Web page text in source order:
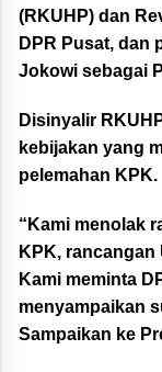
(RKUHP) dan
DPR Pusat, dan
Jokowi sebagai
Disinyalir
kebijakan yang
pelemahan KPK.
“Kami menolak
KPK, rancangan
Kami meminta
menyampaikan
Sampaikan ke